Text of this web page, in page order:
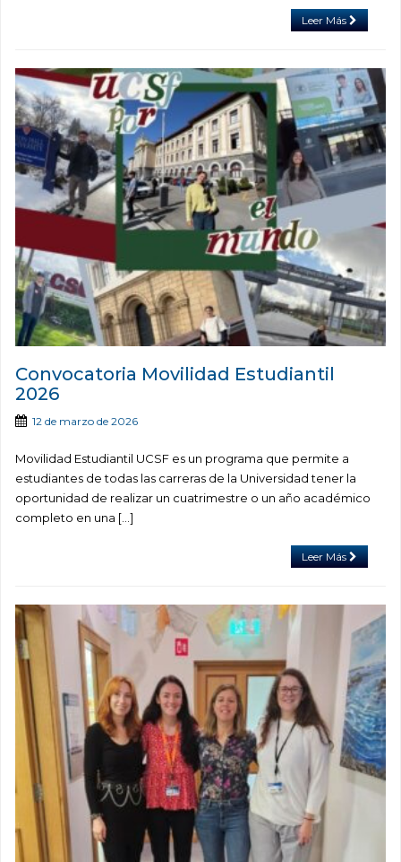
Leer Más
Convocatoria Movilidad Estudiantil
2026
12 de marzo de 2026
Movilidad Estudiantil UCSF es un programa que permite a
estudiantes de todas las carreras de la Universidad tener la
oportunidad de realizar un cuatrimestre o un año académico
completo en una […]
Leer Más